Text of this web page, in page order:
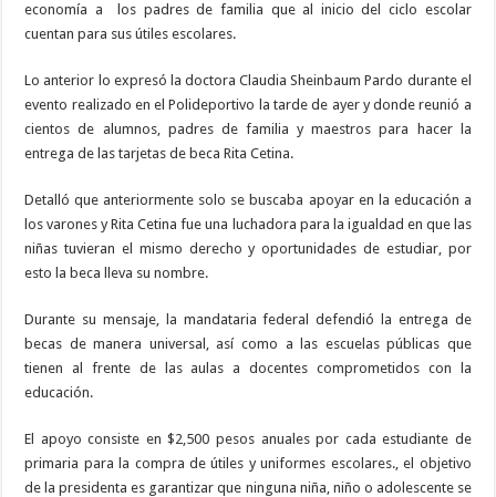
economía a los padres de familia que al inicio del ciclo escolar
cuentan para sus útiles escolares.
Lo anterior lo expresó la doctora Claudia Sheinbaum Pardo durante el
evento realizado en el Polideportivo la tarde de ayer y donde reunió a
cientos de alumnos, padres de familia y maestros para hacer la
entrega de las tarjetas de beca Rita Cetina.
Detalló que anteriormente solo se buscaba apoyar en la educación a
los varones y Rita Cetina fue una luchadora para la igualdad en que las
niñas tuvieran el mismo derecho y oportunidades de estudiar, por
esto la beca lleva su nombre.
Durante su mensaje, la mandataria federal defendió la entrega de
becas de manera universal, así como a las escuelas públicas que
tienen al frente de las aulas a docentes comprometidos con la
educación.
El apoyo consiste en $2,500 pesos anuales por cada estudiante de
primaria para la compra de útiles y uniformes escolares., el objetivo
de la presidenta es garantizar que ninguna niña, niño o adolescente se